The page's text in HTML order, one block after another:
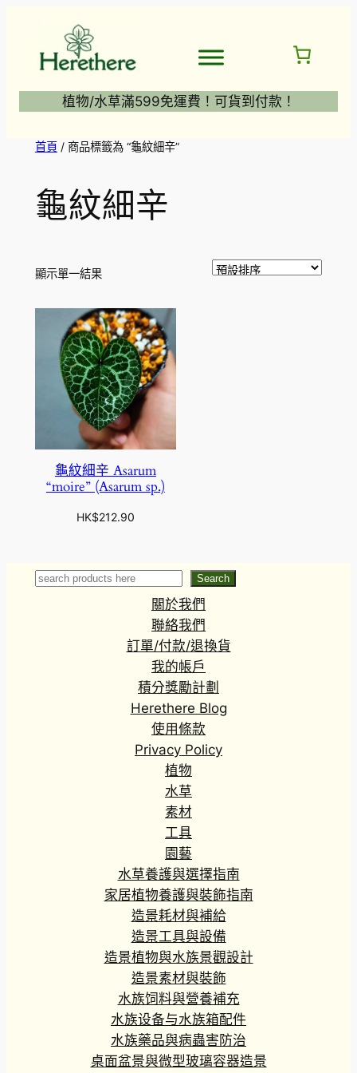
植物/水草滿599免運費！可貨到付款！
首頁/ 商品標籤為 “龜紋細辛”
龜紋細辛
顯示單一結果
龜紋細辛 Asarum
“moire” (Asarum sp.)
HK$212.90
Search Search
關於我們
聯絡我們
訂單/付款/退換貨
我的帳戶
積分獎勵計劃
Herethere Blog
使用條款
Privacy Policy
植物
水草
素材
工具
園藝
水草養護與選擇指南
家居植物養護與裝飾指南
造景耗材與補給
造景工具與設備
造景植物與水族景觀設計
造景素材與裝飾
水族饲料與營養補充
水族设备与水族箱配件
水族藥品與病蟲害防治
桌面盆景與微型玻璃容器造景